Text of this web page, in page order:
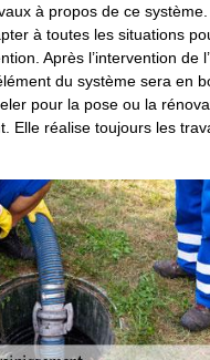
à propos de ce
à toutes les situations
Après l’intervention de
du système sera en
pour la pose ou la
Elle réalise toujours les